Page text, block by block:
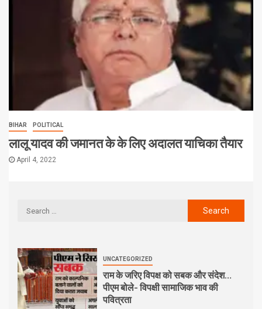
BIHAR POLITICAL
लालू यादव की जमानत के के लिए अदालत याचिका तैयार
April 4, 2022
UNCATEGORIZED
राम के जरिए विपक्ष को सबक और संदेश…
पीएम बोले- विपक्षी सामाजिक भाव की
पवित्रता